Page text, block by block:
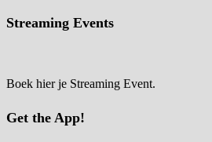
Streaming Events
Boek hier je Streaming Event.
Get the App!